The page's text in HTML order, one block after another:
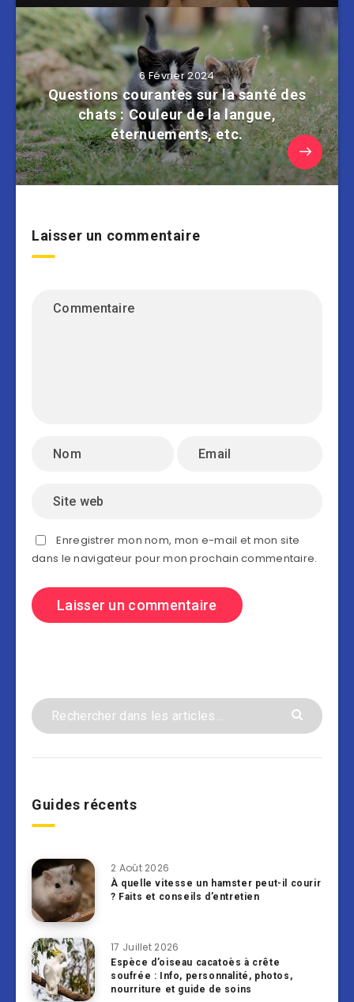
6 Février 2024
Questions courantes sur la santé des
chats : Couleur de la langue,
éternuements, etc.
Laisser un commentaire
Enregistrer mon nom, mon e-mail et mon site
dans le navigateur pour mon prochain commentaire.
Guides récents
2 Août 2026
À quelle vitesse un hamster peut-il courir
? Faits et conseils d’entretien
17 Juillet 2026
Espèce d’oiseau cacatoès à crête
soufrée : Info, personnalité, photos,
nourriture et guide de soins